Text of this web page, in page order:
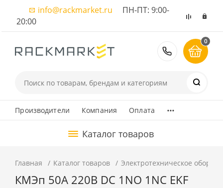
info@rackmarket.ru ПН-ПТ: 9:00-
20:00
8 (495)
0
Производители Компания Оплата ...
Каталог товаров
Главная Каталог товаров Электротехническое
КМЭп 50А 220В DC 1NO 1NC EKF